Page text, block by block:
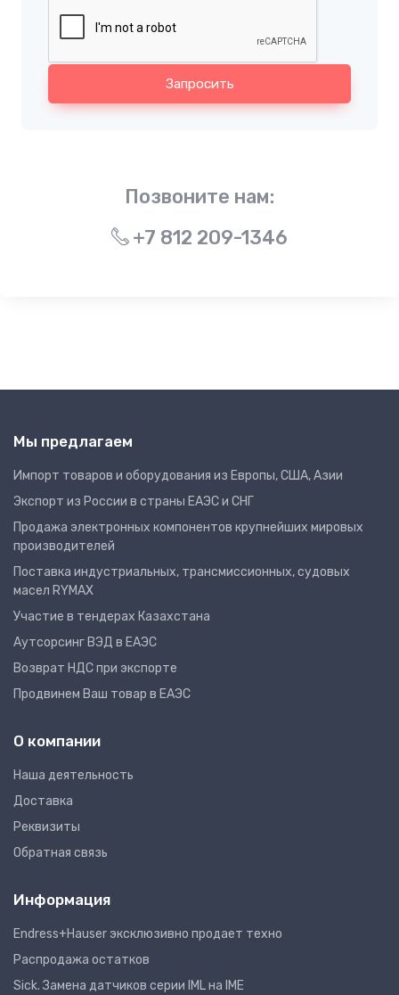
Запросить
Позвоните нам:
+7 812 209-1346
Мы предлагаем
Импорт товаров и оборудования из Европы, США, Азии
Экспорт из России в страны ЕАЭС и СНГ
Продажа электронных компонентов крупнейших мировых
производителей
Поставка индустриальных, трансмиссионных, судовых
масел RYMAX
Участие в тендерах Казахстана
Аутсорсинг ВЭД в ЕАЭС
Возврат НДС при экспорте
Продвинем Ваш товар в ЕАЭС
О компании
Наша деятельность
Доставка
Реквизиты
Обратная связь
Информация
Endress+Hauser эксклюзивно продает техно
Распродажа остатков
Sick. Замена датчиков серии IML на IME